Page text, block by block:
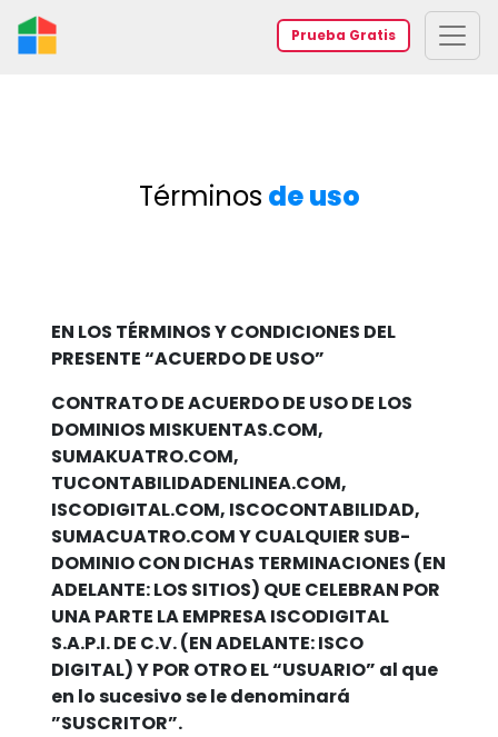
Prueba Gratis
Términos de uso
EN LOS TÉRMINOS Y CONDICIONES DEL
PRESENTE “ACUERDO DE USO”
CONTRATO DE ACUERDO DE USO DE LOS
DOMINIOS MISKUENTAS.COM,
SUMAKUATRO.COM,
TUCONTABILIDADENLINEA.COM,
ISCODIGITAL.COM, ISCOCONTABILIDAD,
SUMACUATRO.COM Y CUALQUIER SUB-
DOMINIO CON DICHAS TERMINACIONES (EN
ADELANTE: LOS SITIOS) QUE CELEBRAN POR
UNA PARTE LA EMPRESA ISCODIGITAL
S.A.P.I. DE C.V. (EN ADELANTE: ISCO
DIGITAL) Y POR OTRO EL “USUARIO” al que
en lo sucesivo se le denominará
”SUSCRITOR”.